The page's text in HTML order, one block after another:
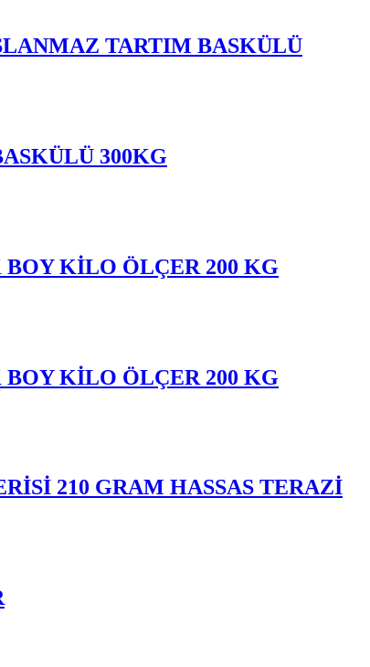
TARTIM BASKÜLÜ
300KG
KİLO ÖLÇER 200 KG
KİLO ÖLÇER 200 KG
210 GRAM HASSAS TERAZİ